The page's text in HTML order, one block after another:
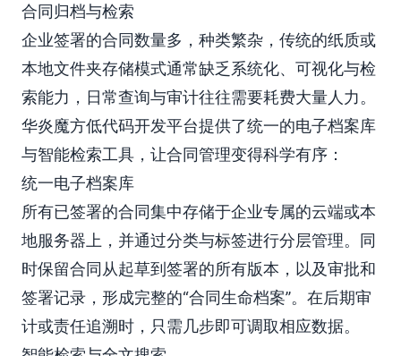
合同归档与检索
企业签署的合同数量多，种类繁杂，传统的纸质或
本地文件夹存储模式通常缺乏系统化、可视化与检
索能力，日常查询与审计往往需要耗费大量人力。
华炎魔方低代码开发平台提供了统一的电子档案库
与智能检索工具，让合同管理变得科学有序：
统一电子档案库
所有已签署的合同集中存储于企业专属的云端或本
地服务器上，并通过分类与标签进行分层管理。同
时保留合同从起草到签署的所有版本，以及审批和
签署记录，形成完整的“合同生命档案”。在后期审
计或责任追溯时，只需几步即可调取相应数据。